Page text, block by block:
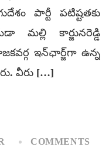
పార్టీ పటిష్టతకు
కార్జునరెడ్డి
ఇన్‌ఛార్జ్‌గా ఉన్న
వీరు […]
COMMENTS